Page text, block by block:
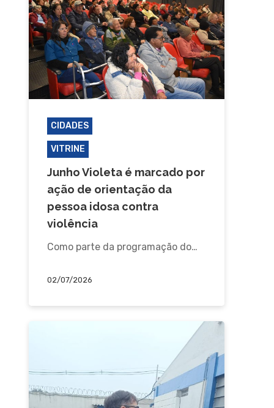
CIDADES
VITRINE
Junho Violeta é marcado por
ação de orientação da
pessoa idosa contra
violência
Como parte da programação do…
02/07/2026